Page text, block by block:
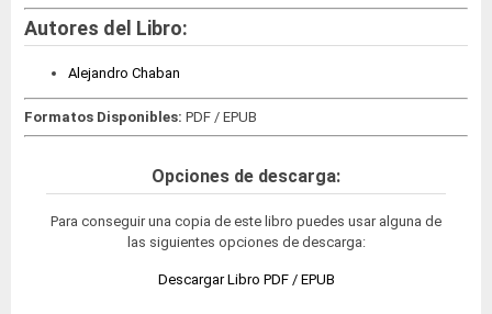
Autores del Libro:
Alejandro Chaban
Formatos Disponibles: PDF / EPUB
Opciones de descarga:
Para conseguir una copia de este libro puedes usar alguna de
las siguientes opciones de descarga:
Descargar Libro PDF / EPUB